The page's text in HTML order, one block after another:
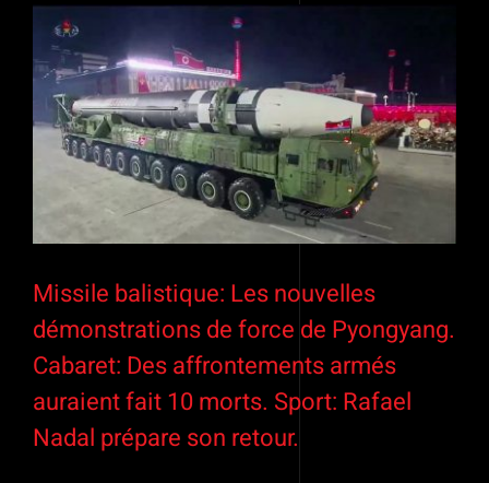
Missile balistique: Les nouvelles
démonstrations de force de Pyongyang.
Cabaret: Des affrontements armés
auraient fait 10 morts. Sport: Rafael
Nadal prépare son retour.